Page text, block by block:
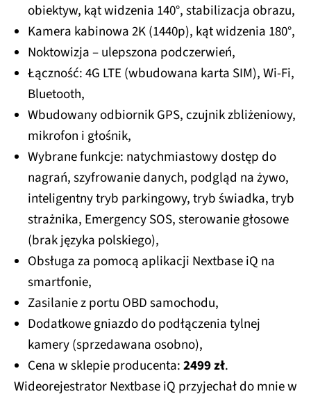
obiektyw, kąt widzenia 140°, stabilizacja obrazu,
Kamera kabinowa 2K (1440p), kąt widzenia 180°,
Noktowizja – ulepszona podczerwień,
Łączność: 4G LTE (wbudowana karta SIM), Wi-Fi,
Bluetooth,
Wbudowany odbiornik GPS, czujnik zbliżeniowy,
mikrofon i głośnik,
Wybrane funkcje: natychmiastowy dostęp do
nagrań, szyfrowanie danych, podgląd na żywo,
inteligentny tryb parkingowy, tryb świadka, tryb
strażnika, Emergency SOS, sterowanie głosowe
(brak języka polskiego),
Obsługa za pomocą aplikacji Nextbase iQ na
smartfonie,
Zasilanie z portu OBD samochodu,
Dodatkowe gniazdo do podłączenia tylnej
kamery (sprzedawana osobno),
Cena w sklepie producenta:2499 zł.
Wideorejestrator Nextbase iQ przyjechał do mnie w